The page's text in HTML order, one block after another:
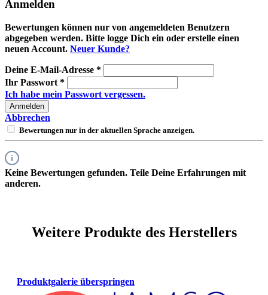
Anmelden
Bewertungen können nur von angemeldeten Benutzern
abgegeben werden. Bitte logge Dich ein oder erstelle einen
neuen Account. Neuer Kunde?
Deine E-Mail-Adresse *
Ihr Passwort *
Ich habe mein Passwort vergessen.
Anmelden
Abbrechen
Bewertungen nur in der aktuellen Sprache anzeigen.
Keine Bewertungen gefunden. Teile Deine Erfahrungen mit
anderen.
Weitere Produkte des Herstellers
Produktgalerie überspringen